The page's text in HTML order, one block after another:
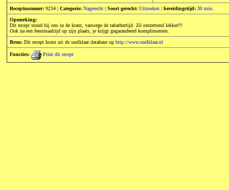
Receptnummer: 9234 | Categorie: Nagerecht | Soort gerecht: Uitzoeken | bereidingstijd: 30 min.
Opmerking:
Dit recept stond bij ons in de krant, vanwege de rabarbertijd. Zó ontzettend lekker!!!
Ook na een feestmaaltijd op zijn plaats, je krijgt gegarandeerd komplimenten.
Bron: Dit recept komt uit de snelklaar database op http://www.snelklaar.nl
Functies: Print dit recept